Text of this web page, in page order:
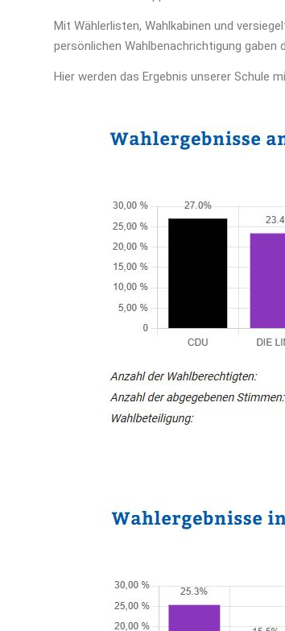
Mit Wählerlisten, Wahlkabinen und
persönlichen Wahlbenachrichtigung gaben
Hier werden das Ergebnis unserer Schule